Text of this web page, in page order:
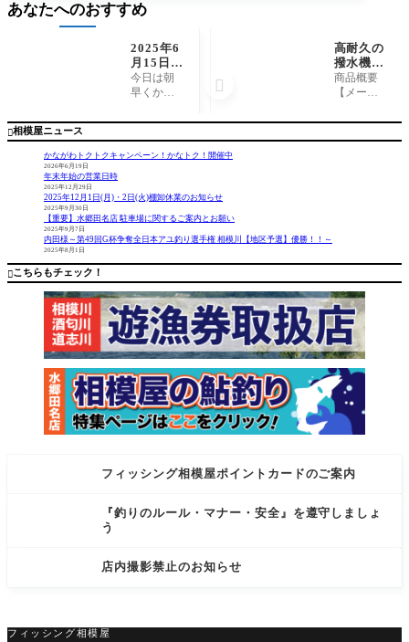
相模屋ニュース
かながわトクトクキャンペーン！かなトク！開催中
2026年6月19日
年末年始の営業日時
2025年12月29日
2025年12月1日(月)・2日(火)棚卸休業のお知らせ
2025年9月30日
【重要】水郷田名店 駐車場に関するご案内とお願い
2025年9月7日
内田様～第49回G杯争奪全日本アユ釣り選手権 相模川【地区予選】優勝！！～
2025年8月1日
こちらもチェック！
フィッシング相模屋ポイントカードのご案内
『釣りのルール・マナー・安全』を遵守しましょ
う
店内撮影禁止のお知らせ
あなたへのおすすめ
2025年6
月15日
（日）相
模川釣
り こん
今日は朝
早くから
うござい
雨の中迷
やみ高田
岸橋脚上
の深みと
釣果があ
りました
高耐久の
撥水機
能！シマ
ノ『ウォ
ペル ハ
商品概要
【メーカ
マノ 【商
新作ウェ
アで

フィッシング相模屋